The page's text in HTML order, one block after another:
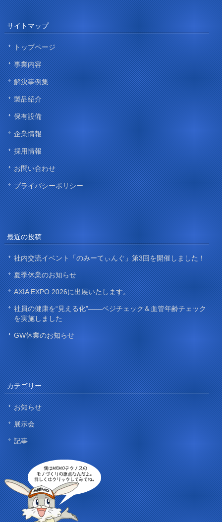
サイトマップ
トップページ
事業内容
解決事例集
製品紹介
保有設備
企業情報
採用情報
お問い合わせ
プライバシーポリシー
最近の投稿
社内交流イベント「のみーてぃんぐ」第3回を開催しました！
夏季休業のお知らせ
AXIA EXPO 2026に出展いたします。
社員の健康を“見える化”——ベジチェック＆血管年齢チェック
を実施しました
GW休業のお知らせ
カテゴリー
お知らせ
展示会
記事